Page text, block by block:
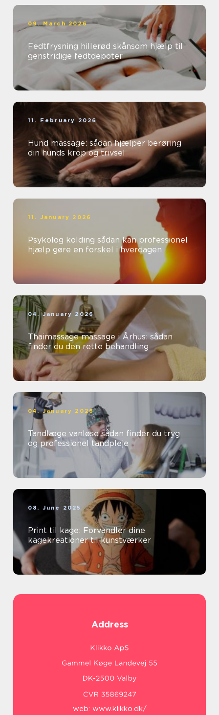
09. March 2026
Fedtfrysning hillerød skånsom hjælp til
genstridige fedtdepoter
11. February 2026
Hund massage: sådan hjælper berøring
din hunds krop og trivsel
11. January 2026
Psykolog kolding sådan kan professionel
hjælp gøre en forskel i hverdagen
04. January 2026
Thaimassage massage i Århus: sådan
finder du den rette behandling
04. January 2026
Tandlæge vanløse sådan finder du tryg
og professionel tandpleje
08. June 2025
Print til kage: Forvandler dine
kagekreationer til kunstværker
Address
web: www.klikko.dk/